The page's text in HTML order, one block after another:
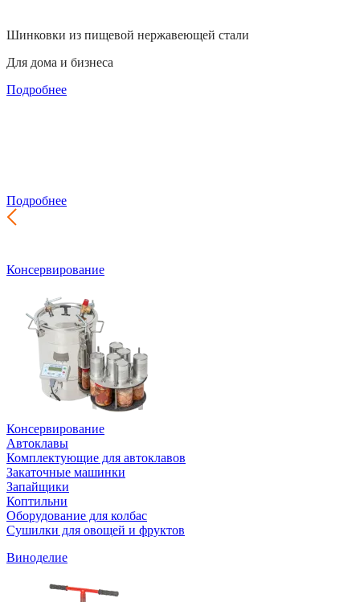
Шинковки из пищевой нержавеющей стали
Для дома и бизнеса
Подробнее
Подробнее
Консервирование
Консервирование
Автоклавы
Комплектующие для автоклавов
Закаточные машинки
Запайщики
Коптильни
Оборудование для колбас
Сушилки для овощей и фруктов
Виноделие